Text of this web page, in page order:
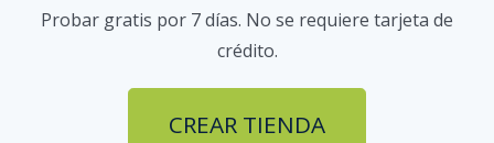
Probar gratis por 7 días. No se requiere tarjeta de
crédito.
CREAR TIENDA